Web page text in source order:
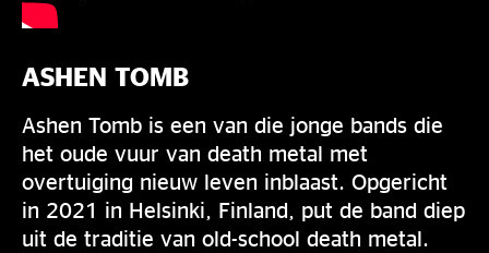
ASHEN TOMB
Ashen Tomb is een van die jonge bands die
het oude vuur van death metal met
overtuiging nieuw leven inblaast. Opgericht
in 2021 in Helsinki, Finland, put de band diep
uit de traditie van old-school death metal.